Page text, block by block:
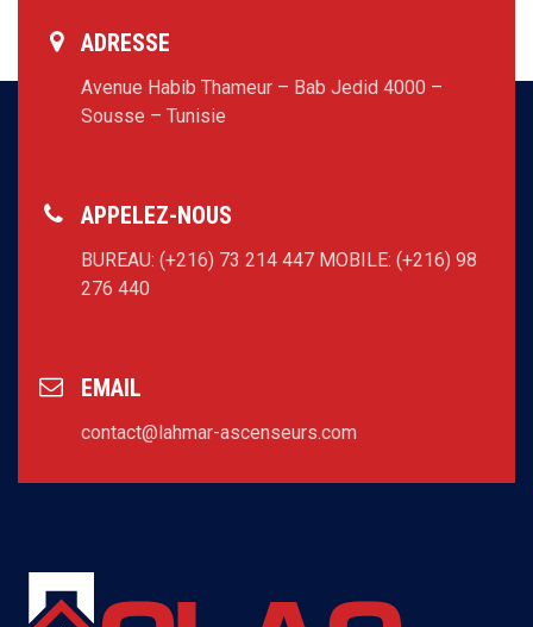
ADRESSE
Avenue Habib Thameur – Bab Jedid 4000 –
Sousse – Tunisie
APPELEZ-NOUS
BUREAU: (+216) 73 214 447 MOBILE: (+216) 98
276 440
EMAIL
contact@lahmar-ascenseurs.com